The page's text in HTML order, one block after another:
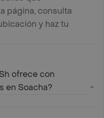
página, consulta
y haz tu
ofrece con
en Soacha?